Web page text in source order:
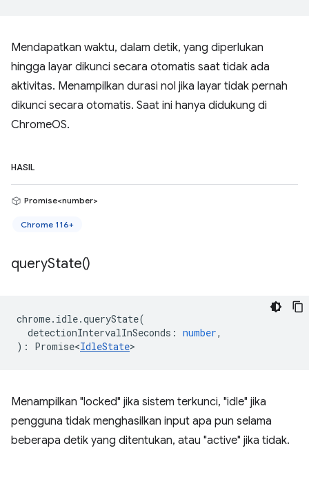
Mendapatkan waktu, dalam detik, yang diperlukan
hingga layar dikunci secara otomatis saat tidak ada
aktivitas. Menampilkan durasi nol jika layar tidak pernah
dikunci secara otomatis. Saat ini hanya didukung di
ChromeOS.
HASIL
Promise<number>
Chrome 116+
queryState()
chrome. idle.queryState(
detectionIntervalInSeconds : number,
) : Promise<IdleState>
Menampilkan "locked" jika sistem terkunci, "idle" jika
pengguna tidak menghasilkan input apa pun selama
beberapa detik yang ditentukan, atau "active" jika tidak.